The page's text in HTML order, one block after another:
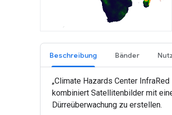
Beschreibung Bänder
„Climate Hazards Center
kombiniert Satellitenbilder mit
Dürreüberwachung zu erstellen.